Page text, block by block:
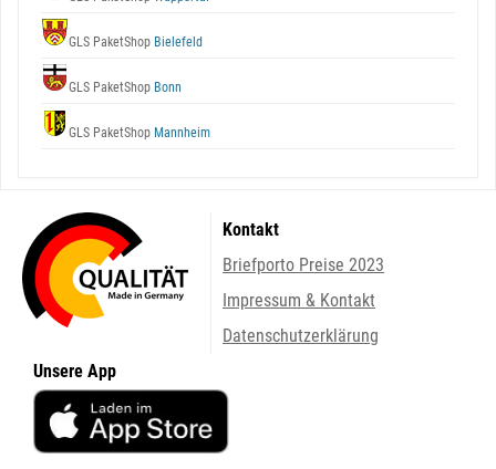
GLS PaketShop Bielefeld
GLS PaketShop Bonn
GLS PaketShop Mannheim
Kontakt
Briefporto Preise 2023
Impressum & Kontakt
Datenschutzerklärung
Unsere App